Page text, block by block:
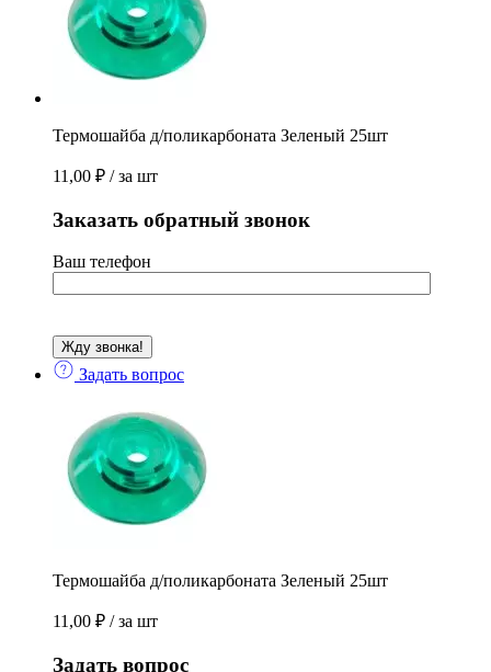
Термошайба д/поликарбоната Зеленый 25шт
11,00 ₽ / за шт
Заказать обратный звонок
Ваш телефон
Задать вопрос
Термошайба д/поликарбоната Зеленый 25шт
11,00 ₽ / за шт
Задать вопрос